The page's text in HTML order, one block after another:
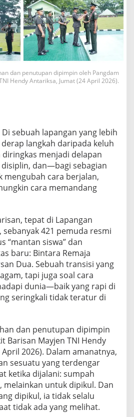
dan penutupan dipimpin oleh Pangdam
Hendy Antariksa, Jumat (24 April 2026).
sebuah lapangan yang lebih
langkah daripada keluh
diringkas menjadi delapan
dan—bagi sebagian
cara berjalan,
cara memandang
tepat di Lapangan
sebanyak 421 pemuda resmi
“mantan siswa” dan
baru: Bintara Remaja
Dua. Sebuah transisi yang
tapi juga soal cara
dunia—baik yang rapi di
seringkali tidak teratur di
dan penutupan dipimpin
Barisan Mayjen TNI Hendy
2026). Dalam amanatnya,
sesuatu yang terdengar
ketika dijalani: sumpah
melainkan untuk dipikul. Dan
dipikul, ia tidak selalu
tidak ada yang melihat.